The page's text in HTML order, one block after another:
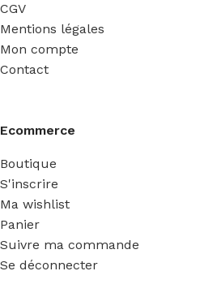
CGV
Mentions légales
Mon compte
Contact
Ecommerce
Boutique
S'inscrire
Ma wishlist
Panier
Suivre ma commande
Se déconnecter